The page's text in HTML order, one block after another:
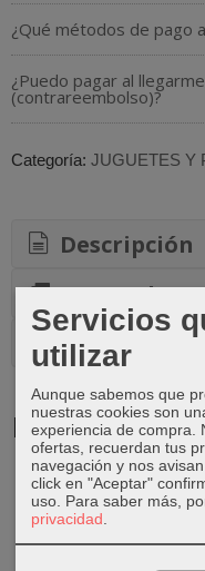
¿Qué métodos de pago
¿Puedo pagar al
(contrareembolso)?
Categoría: JUGUETES Y
Descripción
Costes de
Comentarios
Productos
-20 %
Servicios
utilizar
Aunque sabemos que
nuestras cookies son
experiencia de compra.
ofertas, recuerdan tus
navegación y nos
click en "Aceptar"
uso. Para saber más,
privacidad